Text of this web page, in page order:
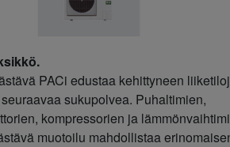
PACi edustaa kehittyneen
sukupolvea. Puhaltimien,
kompressorien ja
muotoilu mahdollistaa